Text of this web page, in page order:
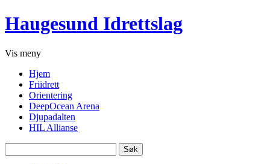
Haugesund Idrettslag
Vis meny
Hjem
Friidrett
Orientering
DeepOcean Arena
Djupadalten
HIL Allianse
etter: